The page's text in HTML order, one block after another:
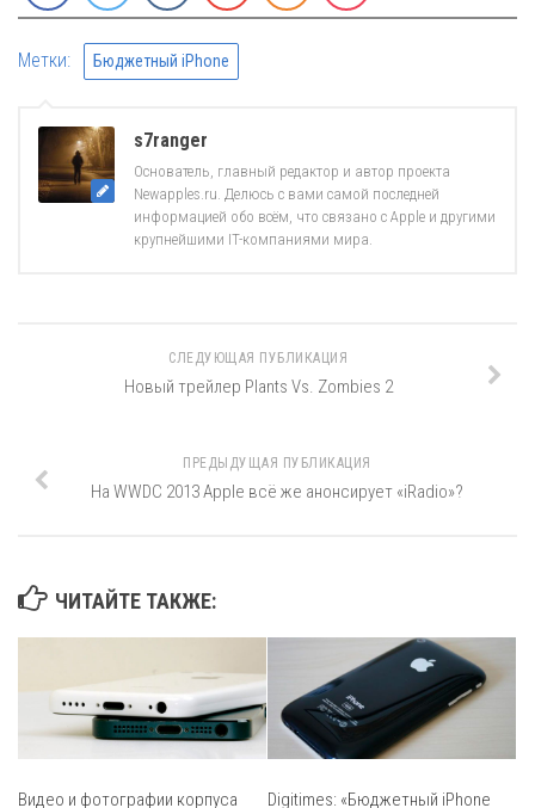
Метки: Бюджетный iPhone
s7ranger
Основатель, главный редактор и автор проекта
Newapples.ru. Делюсь с вами самой последней
информацией обо всём, что связано с Apple и другими
крупнейшими IT-компаниями мира.
СЛЕДУЮЩАЯ ПУБЛИКАЦИЯ
Новый трейлер Plants Vs. Zombies 2
ПРЕДЫДУЩАЯ ПУБЛИКАЦИЯ
На WWDC 2013 Apple всё же анонсирует «iRadio»?
ЧИТАЙТЕ ТАКЖЕ:
Видео и фотографии корпуса Digitimes: «Бюджетный iPhone